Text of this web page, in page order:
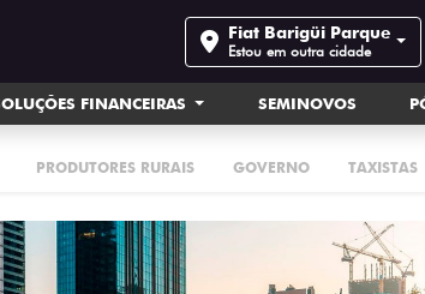
Fiat Barigüi Parque
Estou em outra cidade
FINANCEIRAS SEMINOVOS
PRODUTORES RURAIS GOVERNO TAXISTAS